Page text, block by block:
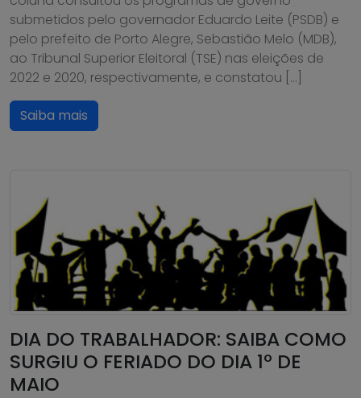
submetidos pelo governador Eduardo Leite (PSDB) e
pelo prefeito de Porto Alegre, Sebastião Melo (MDB),
ao Tribunal Superior Eleitoral (TSE) nas eleições de
2022 e 2020, respectivamente, e constatou […]
Saiba mais
DIA DO TRABALHADOR: SAIBA COMO
SURGIU O FERIADO DO DIA 1º DE
MAIO